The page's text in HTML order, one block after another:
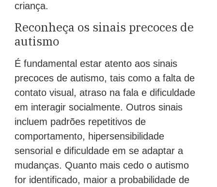
criança.
Reconheça os sinais precoces de
autismo
É fundamental estar atento aos sinais
precoces de autismo, tais como a falta de
contato visual, atraso na fala e dificuldade
em interagir socialmente. Outros sinais
incluem padrões repetitivos de
comportamento, hipersensibilidade
sensorial e dificuldade em se adaptar a
mudanças. Quanto mais cedo o autismo
for identificado, maior a probabilidade de